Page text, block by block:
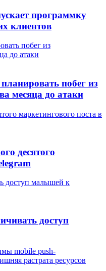
программку
клиентов
побег из
до атаки
побег из
месяца до атаки
маркетингового поста в
десятого
доступ малышей к
доступ
mobile push-
растрата ресурсов